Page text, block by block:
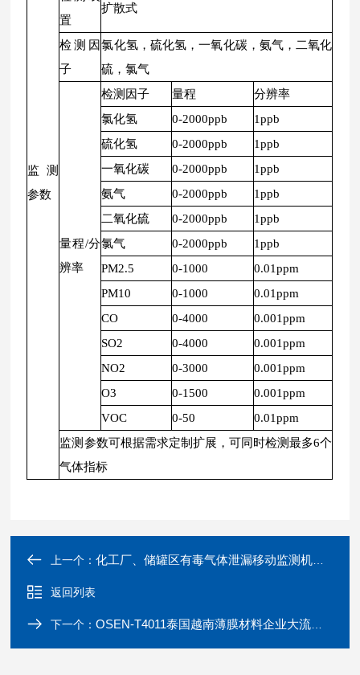
监测
参数
置
扩散式
检测因
子
氯化氢，硫化氢，一氧化碳，氨气，二氧化
硫，氯气
量程/分
辨率
检测因子 量程
分辨率
氯化氢
0-2000ppb
1ppb
硫化氢
0-2000ppb
1ppb
一氧化碳
0-2000ppb
1ppb
氨气
0-2000ppb
1ppb
二氧化硫
0-2000ppb
1ppb
氯气
0-2000ppb
1ppb
PM2.5
0-1000
0.01ppm
PM10
0-1000
0.01ppm
CO
0-4000
0.001ppm
SO2
0-4000
0.001ppm
NO2
0-3000
0.001ppm
O3
0-1500
0.001ppm
VOC
0-50
0.01ppm
监测参数可根据需求定制扩展，可同时检测最多6个
气体指标
上一个：化工厂、储罐区有毒气体泄漏移动监测机器狗
返回列表
下一个：OSEN-T4011泰国越南薄膜材料企业大流量空气粒子计数器